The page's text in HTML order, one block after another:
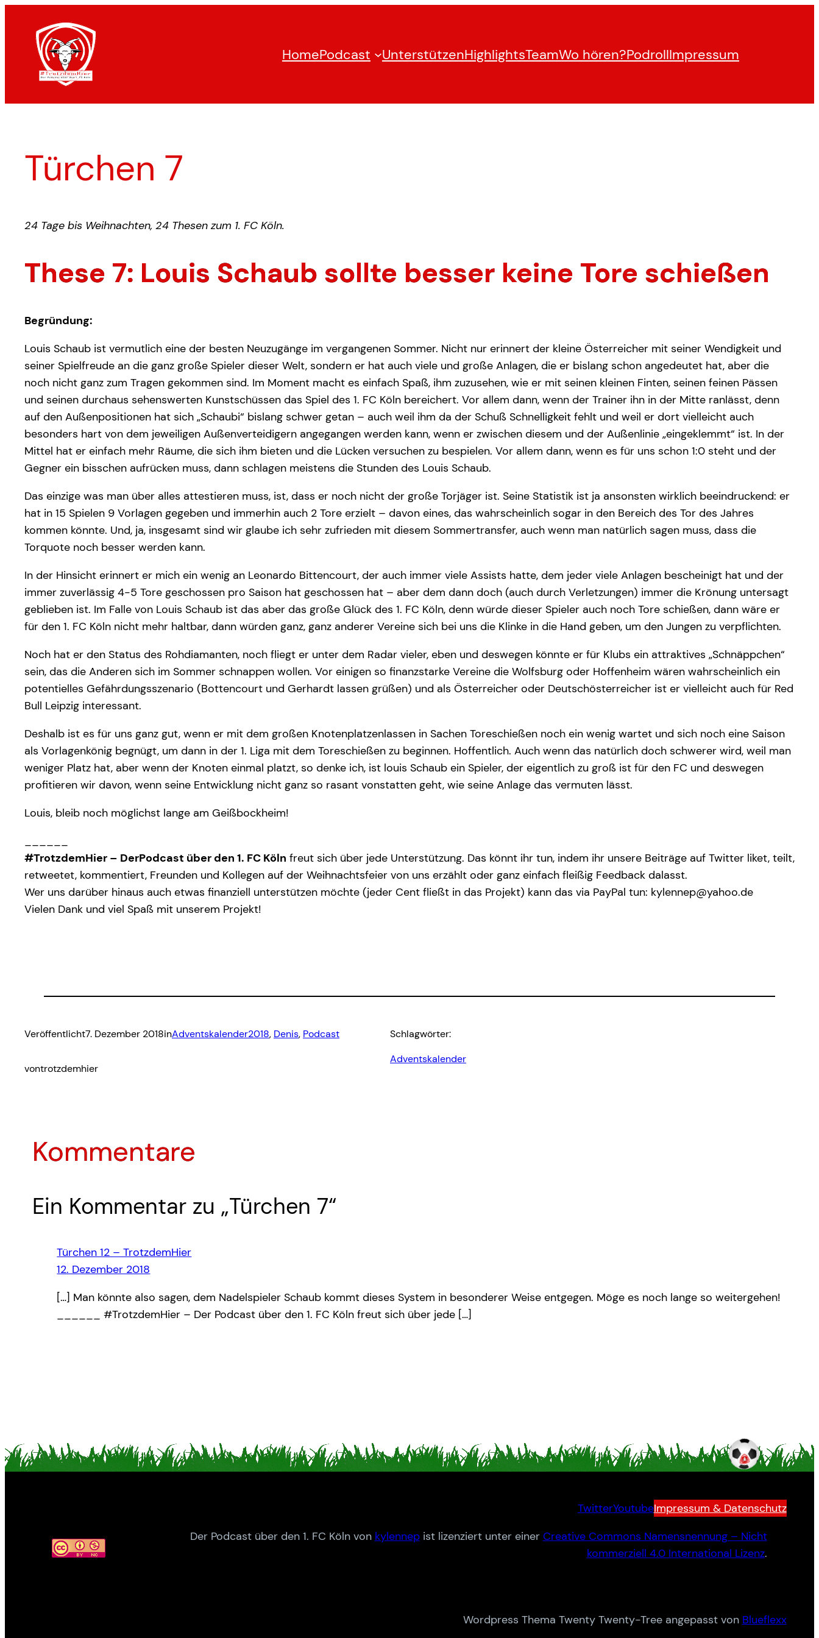
springen
HomePodcast UnterstützenHighlightsTeamWo hören?PodrollImpressum
Türchen 7
24 Tage bis Weihnachten, 24 Thesen zum 1. FC Köln.
These 7: Louis Schaub sollte besser keine Tore schießen
Begründung:
Louis Schaub ist vermutlich eine der besten Neuzugänge im vergangenen Sommer. Nicht nur erinnert der kleine Österreicher mit seiner Wendigkeit und
seiner Spielfreude an die ganz große Spieler dieser Welt, sondern er hat auch viele und große Anlagen, die er bislang schon angedeutet hat, aber die
noch nicht ganz zum Tragen gekommen sind. Im Moment macht es einfach Spaß, ihm zuzusehen, wie er mit seinen kleinen Finten, seinen feinen Pässen
und seinen durchaus sehenswerten Kunstschüssen das Spiel des 1. FC Köln bereichert. Vor allem dann, wenn der Trainer ihn in der Mitte ranlässt, denn
auf den Außenpositionen hat sich „Schaubi“ bislang schwer getan – auch weil ihm da der Schuß Schnelligkeit fehlt und weil er dort vielleicht auch
besonders hart von dem jeweiligen Außenverteidigern angegangen werden kann, wenn er zwischen diesem und der Außenlinie „eingeklemmt“ ist. In der
Mittel hat er einfach mehr Räume, die sich ihm bieten und die Lücken versuchen zu bespielen. Vor allem dann, wenn es für uns schon 1:0 steht und der
Gegner ein bisschen aufrücken muss, dann schlagen meistens die Stunden des Louis Schaub.
Das einzige was man über alles attestieren muss, ist, dass er noch nicht der große Torjäger ist. Seine Statistik ist ja ansonsten wirklich beeindruckend: er
hat in 15 Spielen 9 Vorlagen gegeben und immerhin auch 2 Tore erzielt – davon eines, das wahrscheinlich sogar in den Bereich des Tor des Jahres
kommen könnte. Und, ja, insgesamt sind wir glaube ich sehr zufrieden mit diesem Sommertransfer, auch wenn man natürlich sagen muss, dass die
Torquote noch besser werden kann.
In der Hinsicht erinnert er mich ein wenig an Leonardo Bittencourt, der auch immer viele Assists hatte, dem jeder viele Anlagen bescheinigt hat und der
immer zuverlässig 4-5 Tore geschossen pro Saison hat geschossen hat – aber dem dann doch (auch durch Verletzungen) immer die Krönung untersagt
geblieben ist. Im Falle von Louis Schaub ist das aber das große Glück des 1. FC Köln, denn würde dieser Spieler auch noch Tore schießen, dann wäre er
für den 1. FC Köln nicht mehr haltbar, dann würden ganz, ganz anderer Vereine sich bei uns die Klinke in die Hand geben, um den Jungen zu verpflichten.
Noch hat er den Status des Rohdiamanten, noch fliegt er unter dem Radar vieler, eben und deswegen könnte er für Klubs ein attraktives „Schnäppchen“
sein, das die Anderen sich im Sommer schnappen wollen. Vor einigen so finanzstarke Vereine die Wolfsburg oder Hoffenheim wären wahrscheinlich ein
potentielles Gefährdungsszenario (Bottencourt und Gerhardt lassen grüßen) und als Österreicher oder Deutschösterreicher ist er vielleicht auch für Red
Bull Leipzig interessant.
Deshalb ist es für uns ganz gut, wenn er mit dem großen Knotenplatzenlassen in Sachen Toreschießen noch ein wenig wartet und sich noch eine Saison
als Vorlagenkönig begnügt, um dann in der 1. Liga mit dem Toreschießen zu beginnen. Hoffentlich. Auch wenn das natürlich doch schwerer wird, weil man
weniger Platz hat, aber wenn der Knoten einmal platzt, so denke ich, ist louis Schaub ein Spieler, der eigentlich zu groß ist für den FC und deswegen
profitieren wir davon, wenn seine Entwicklung nicht ganz so rasant vonstatten geht, wie seine Anlage das vermuten lässt.
Louis, bleib noch möglichst lange am Geißbockheim!
#TrotzdemHier – DerPodcast über den 1. FC Köln freut sich über jede Unterstützung. Das könnt ihr tun, indem ihr unsere Beiträge auf Twitter liket, teilt,
retweetet, kommentiert, Freunden und Kollegen auf der Weihnachtsfeier von uns erzählt oder ganz einfach fleißig Feedback dalasst.
Wer uns darüber hinaus auch etwas finanziell unterstützen möchte (jeder Cent fließt in das Projekt) kann das via PayPal tun: kylennep@yahoo.de
Vielen Dank und viel Spaß mit unserem Projekt!
Veröffentlicht7. Dezember 2018inAdventskalender2018, Denis, Podcast
vontrotzdemhier
Schlagwörter:
Adventskalender
Kommentare
Ein Kommentar zu „Türchen 7“
Türchen 12 – TrotzdemHier
12. Dezember 2018
[…] Man könnte also sagen, dem Nadelspieler Schaub kommt dieses System in besonderer Weise entgegen. Möge es noch lange so weitergehen!
______ #TrotzdemHier – Der Podcast über den 1. FC Köln freut sich über jede […]
TwitterYoutubeImpressum & Datenschutz
Der Podcast über den 1. FC Köln von kylennepist lizenziert unter einer Creative Commons Namensnennung – Nicht
kommerziell 4.0 International Lizenz.
Wordpress Thema Twenty Twenty-Tree angepasst von Blueflexx